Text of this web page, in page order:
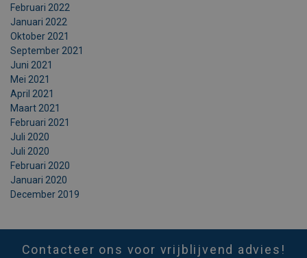
Februari 2022
Januari 2022
Oktober 2021
September 2021
Juni 2021
Mei 2021
April 2021
Maart 2021
Februari 2021
Juli 2020
Juli 2020
Februari 2020
Januari 2020
December 2019
Contacteer ons voor vrijblijvend advies!